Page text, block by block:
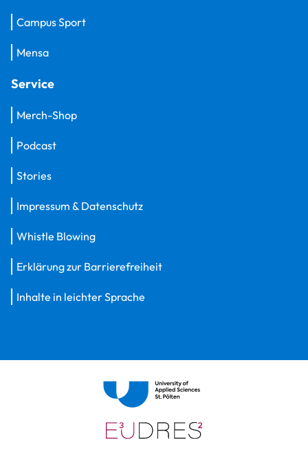
Campus Sport
Mensa
Service
Merch-Shop
Podcast
Stories
Impressum & Datenschutz
Whistle Blowing
Erklärung zur Barrierefreiheit
Inhalte in leichter Sprache